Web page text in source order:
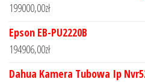
199000,00zł
Epson EB-PU2220B
194906,00zł
Dahua Kamera Tubowa Ip